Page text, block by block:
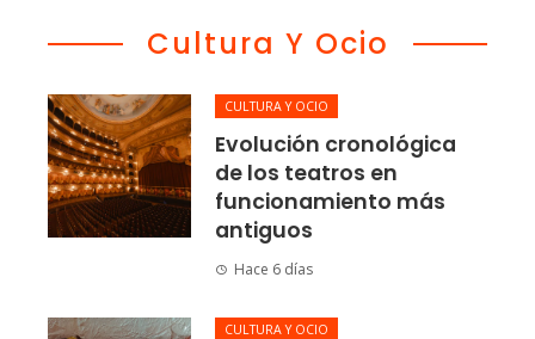
Cultura Y Ocio
CULTURA Y OCIO
Evolución cronológica
de los teatros en
funcionamiento más
antiguos
Hace 6 días
CULTURA Y OCIO